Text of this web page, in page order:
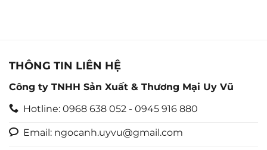
THÔNG TIN LIÊN HỆ
Công ty TNHH Sản Xuất & Thương Mại Uy Vũ
Hotline: 0968 638 052 - 0945 916 880
Email: ngocanh.uyvu@gmail.com